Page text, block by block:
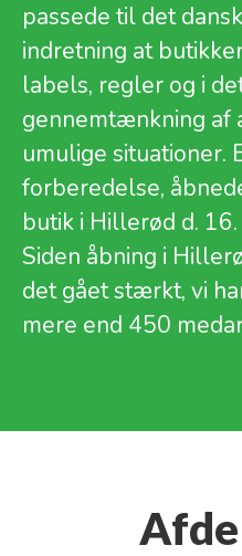
passede til det
indretning at
labels, regler og i
gennemtænkning af
umulige situationer.
forberedelse,
butik i Hillerød d.
Siden åbning i
det gået stærkt, vi
mere end 450